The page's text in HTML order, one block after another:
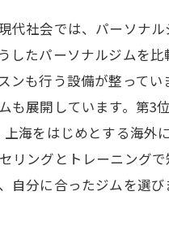
代社会では、パーソナ
したパーソナルジムを
ンも行う設備が整って
も展開しています。第
上海をはじめとする海外
リングとトレーニング
自分に合ったジムを選び